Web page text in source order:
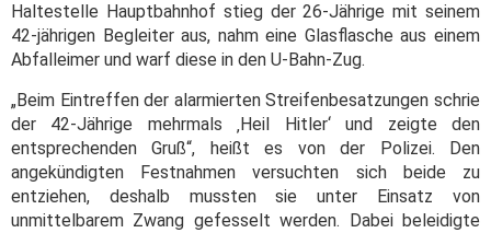
Haltestelle Hauptbahnhof stieg der 26-Jährige mit seinem
42-jährigen Begleiter aus, nahm eine Glasflasche aus einem
Abfalleimer und warf diese in den U-Bahn-Zug.
„Beim Eintreffen der alarmierten Streifenbesatzungen schrie
der 42-Jährige mehrmals ‚Heil Hitler‘ und zeigte den
entsprechenden Gruß“, heißt es von der Polizei. Den
angekündigten Festnahmen versuchten sich beide zu
entziehen, deshalb mussten sie unter Einsatz von
unmittelbarem Zwang gefesselt werden. Dabei beleidigte